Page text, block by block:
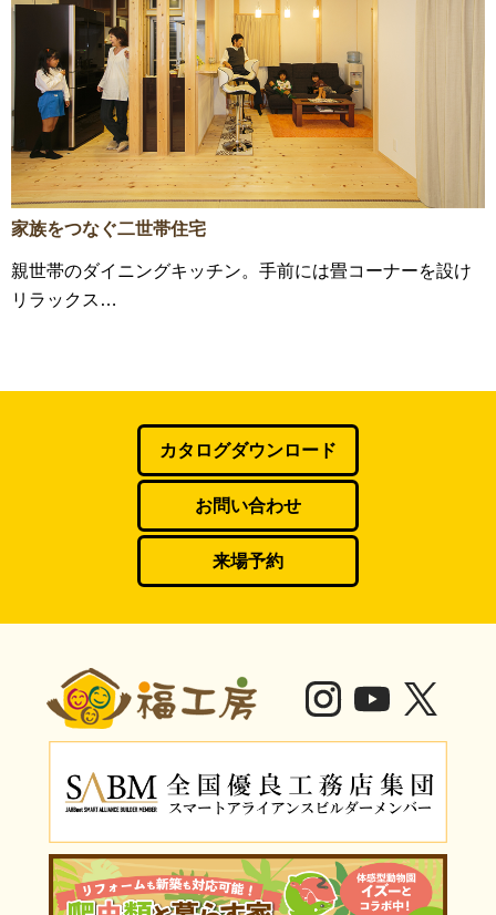
家族をつなぐ二世帯住宅
親世帯のダイニングキッチン。手前には畳コーナーを設け
リラックス…
カタログダウンロード
お問い合わせ
来場予約